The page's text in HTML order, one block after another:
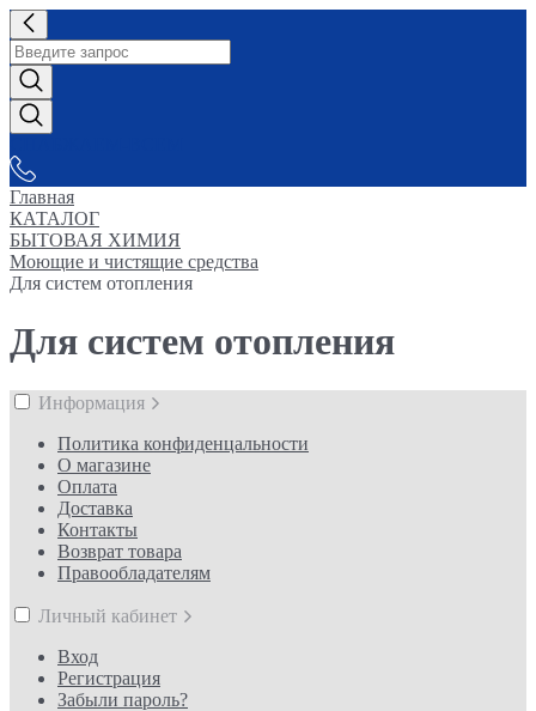
Главная
КАТАЛОГ
БЫТОВАЯ ХИМИЯ
Моющие и чистящие средства
Для систем отопления
Для систем отопления
Информация
Политика конфиденцальности
О магазине
Оплата
Доставка
Контакты
Возврат товара
Правообладателям
Личный кабинет
Вход
Регистрация
Забыли пароль?